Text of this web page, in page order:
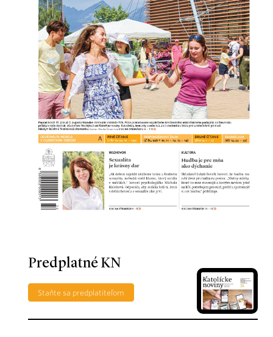
Predplatné KN
Staňte sa predplatiteľom